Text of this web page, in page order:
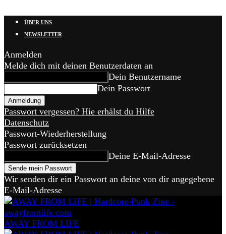
ÜBER UNS
NEWSLETTER
Anmelden
Melde dich mit deinen Benutzerdaten an
Dein Benutzername
Dein Passwort
Passwort vergessen? Hie erhälst du Hilfe
Datenschutz
Passwort-Wiederherstellung
Passwort zurücksetzen
Deine E-Mail-Adresse
Wir senden dir ein Passwort an deine von dir angegebene
E-Mail-Adresse
AWAY FROM LIFE